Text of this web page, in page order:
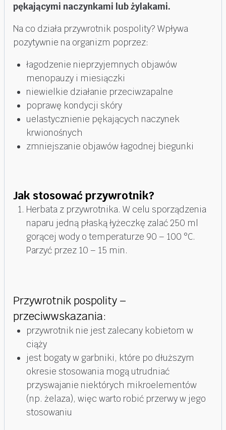
pękającymi naczynkami lub żylakami.
Na co działa przywrotnik pospolity? Wpływa
pozytywnie na organizm poprzez:
łagodzenie nieprzyjemnych objawów
menopauzy i miesiączki
niewielkie działanie przeciwzapalne
poprawę kondycji skóry
uelastycznienie pękających naczynek
krwionośnych
zmniejszanie objawów łagodnej biegunki
Jak stosować przywrotnik?
Herbata z przywrotnika. W celu sporządzenia
naparu jedną płaską łyżeczkę zalać 250 ml
gorącej wody o temperaturze 90 – 100 °C.
Parzyć przez 10 – 15 min.
Przywrotnik pospolity –
przeciwwskazania:
przywrotnik nie jest zalecany kobietom w
ciąży
jest bogaty w garbniki, które po dłuższym
okresie stosowania mogą utrudniać
przyswajanie niektórych mikroelementów
(np. żelaza), więc warto robić przerwy w jego
stosowaniu